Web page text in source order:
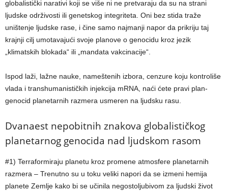
globalistički narativi koji se više ni ne pretvaraju da su na strani
ljudske održivosti ili genetskog integriteta. Oni bez stida traže
uništenje ljudske rase, i čine samo najmanji napor da prikriju taj
krajnji cilj umotavajući svoje planove o genocidu kroz jezik
„klimatskih blokada“ ili „mandata vakcinacije“.
Ispod laži, lažne nauke, nameštenih izbora, cenzure koju kontroliše
vlada i transhumanističkih injekcija mRNA, naći ćete pravi plan-
genocid planetarnih razmera usmeren na ljudsku rasu.
Dvanaest nepobitnih znakova globalističkog
planetarnog genocida nad ljudskom rasom
#1) Terraformiraju planetu kroz promene atmosfere planetarnih
razmera – Trenutno su u toku veliki napori da se izmeni hemija
planete Zemlje kako bi se učinila negostoljubivom za ljudski život